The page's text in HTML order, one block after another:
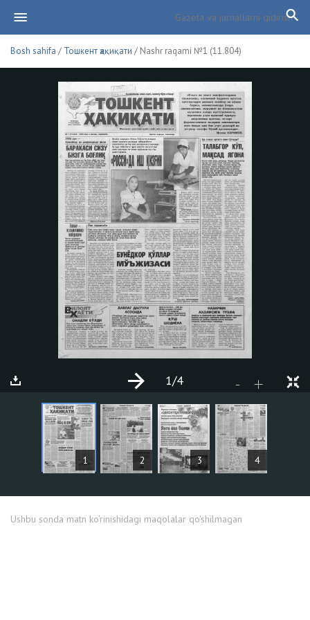
Bosh sahifa / Тошкент ҳақиқати / Nashr raqami №1 (11.804)
1 2 3 4
- +
1/4
MAQOLALAR
Ushbu sonda matn ko'rinishidagi maqolalar qo'shilmagan